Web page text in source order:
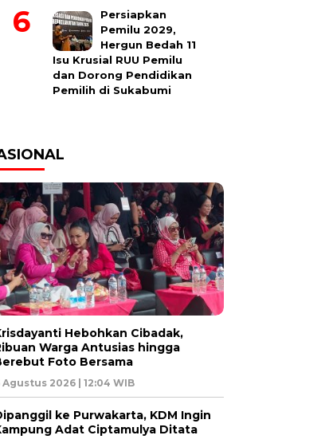
Persiapkan
Pemilu 2029,
Hergun Bedah 11
Isu Krusial RUU Pemilu
dan Dorong Pendidikan
Pemilih di Sukabumi
Hebohkan Cibadak,
Warga Antusias hingga
Foto Bersama
Agustus 2026 | 12:04 WIB
ke Purwakarta, KDM Ingin
Adat Ciptamulya Ditata